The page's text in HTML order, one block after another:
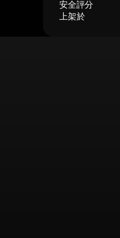
安全評分
上架於